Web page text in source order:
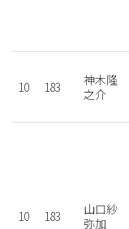
10 183
神木隆
之介
10 183
山口紗
弥加